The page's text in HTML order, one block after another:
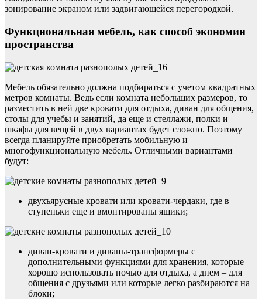
зонирование экраном или задвигающейся перегородкой.
Функциональная мебель, как способ экономии
пространства
Мебель обязательно должна подбираться с учетом квадратных
метров комнаты. Ведь если комната небольших размеров, то
разместить в ней две кровати для отдыха, диван для общения,
столы для учебы и занятий, да еще и стеллажи, полки и
шкафы для вещей в двух вариантах будет сложно. Поэтому
всегда планируйте приобретать мобильную и
многофункциональную мебель. Отличными вариантами
будут:
двухъярусные кровати или кровати-чердаки, где в
ступеньки еще и вмонтированы ящики;
диван-кровати и диваны-трансформеры с
дополнительными функциями для хранения, которые
хорошо использовать ночью для отдыха, а днем – для
общения с друзьями или которые легко разбираются на
блоки;